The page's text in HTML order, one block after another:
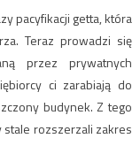
pacyfikacji getta, która
Teraz prowadzi się
przez prywatnych
ci zarabiają do
budynek. Z tego
rozszerzali zakres